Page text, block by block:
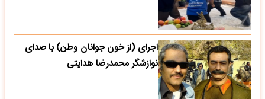
اجرای (از خون جوانان وطن) با صدای
نوازشگر محمدرضا هدایتی